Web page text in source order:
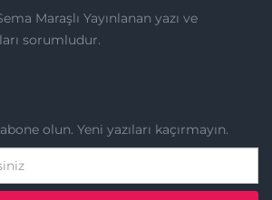
Maraşlı Yayınlanan yazı ve
sorumludur.
olun. Yeni yazıları kaçırmayın.